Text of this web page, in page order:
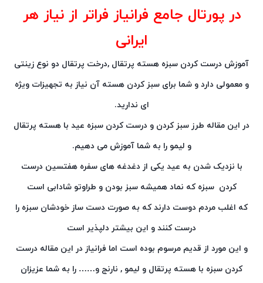
در پورتال جامع فرانیاز فراتر از نیاز هر
ایرانی
آموزش درست کردن سبزه هسته پرتقال ,درخت پرتقال دو نوع زینتی
و معمولی دارد و شما برای سبز کردن هسته آن نیاز به تجهیزات ویژه
ای ندارید.
در این مقاله طرز سبز کردن و درست کردن سبزه عید با هسته پرتقال
و لیمو را به شما آموزش می دهیم.
با نزدیک شدن به عید یکی از دغدغه های سفره هفتسین درست
کردن سبزه که نماد همیشه سبز بودن و طراوتو شادابی است
که اغلب مردم دوست دارند که به صورت دست ساز خودشان سبزه را
درست کنند و این بیشتر دلپذیر است
و این مورد از قدیم مرسوم بوده است اما فرانیاز در این مقاله درست
کردن سبزه با هسته پرتقال و لیمو , نارنج و…… را به شما عزیزان